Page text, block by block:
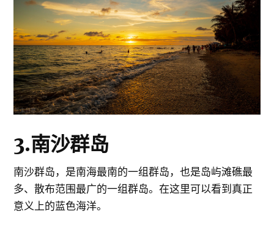
3.南沙群岛
南沙群岛，是南海最南的一组群岛，也是岛屿滩礁最
多、散布范围最广的一组群岛。在这里可以看到真正
意义上的蓝色海洋。